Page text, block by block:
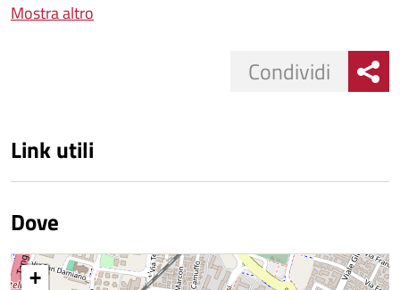
Mostra altro
Condividi
Link utili
Dove
+